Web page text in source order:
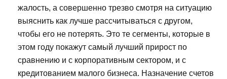
жалость, а совершенно трезво смотря на ситуацию
выяснить как лучше рассчитываться с другом,
чтобы его не потерять. Это те сегменты, которые в
этом году покажут самый лучший прирост по
сравнению и с корпоративным сектором, и с
кредитованием малого бизнеса. Назначение счетов